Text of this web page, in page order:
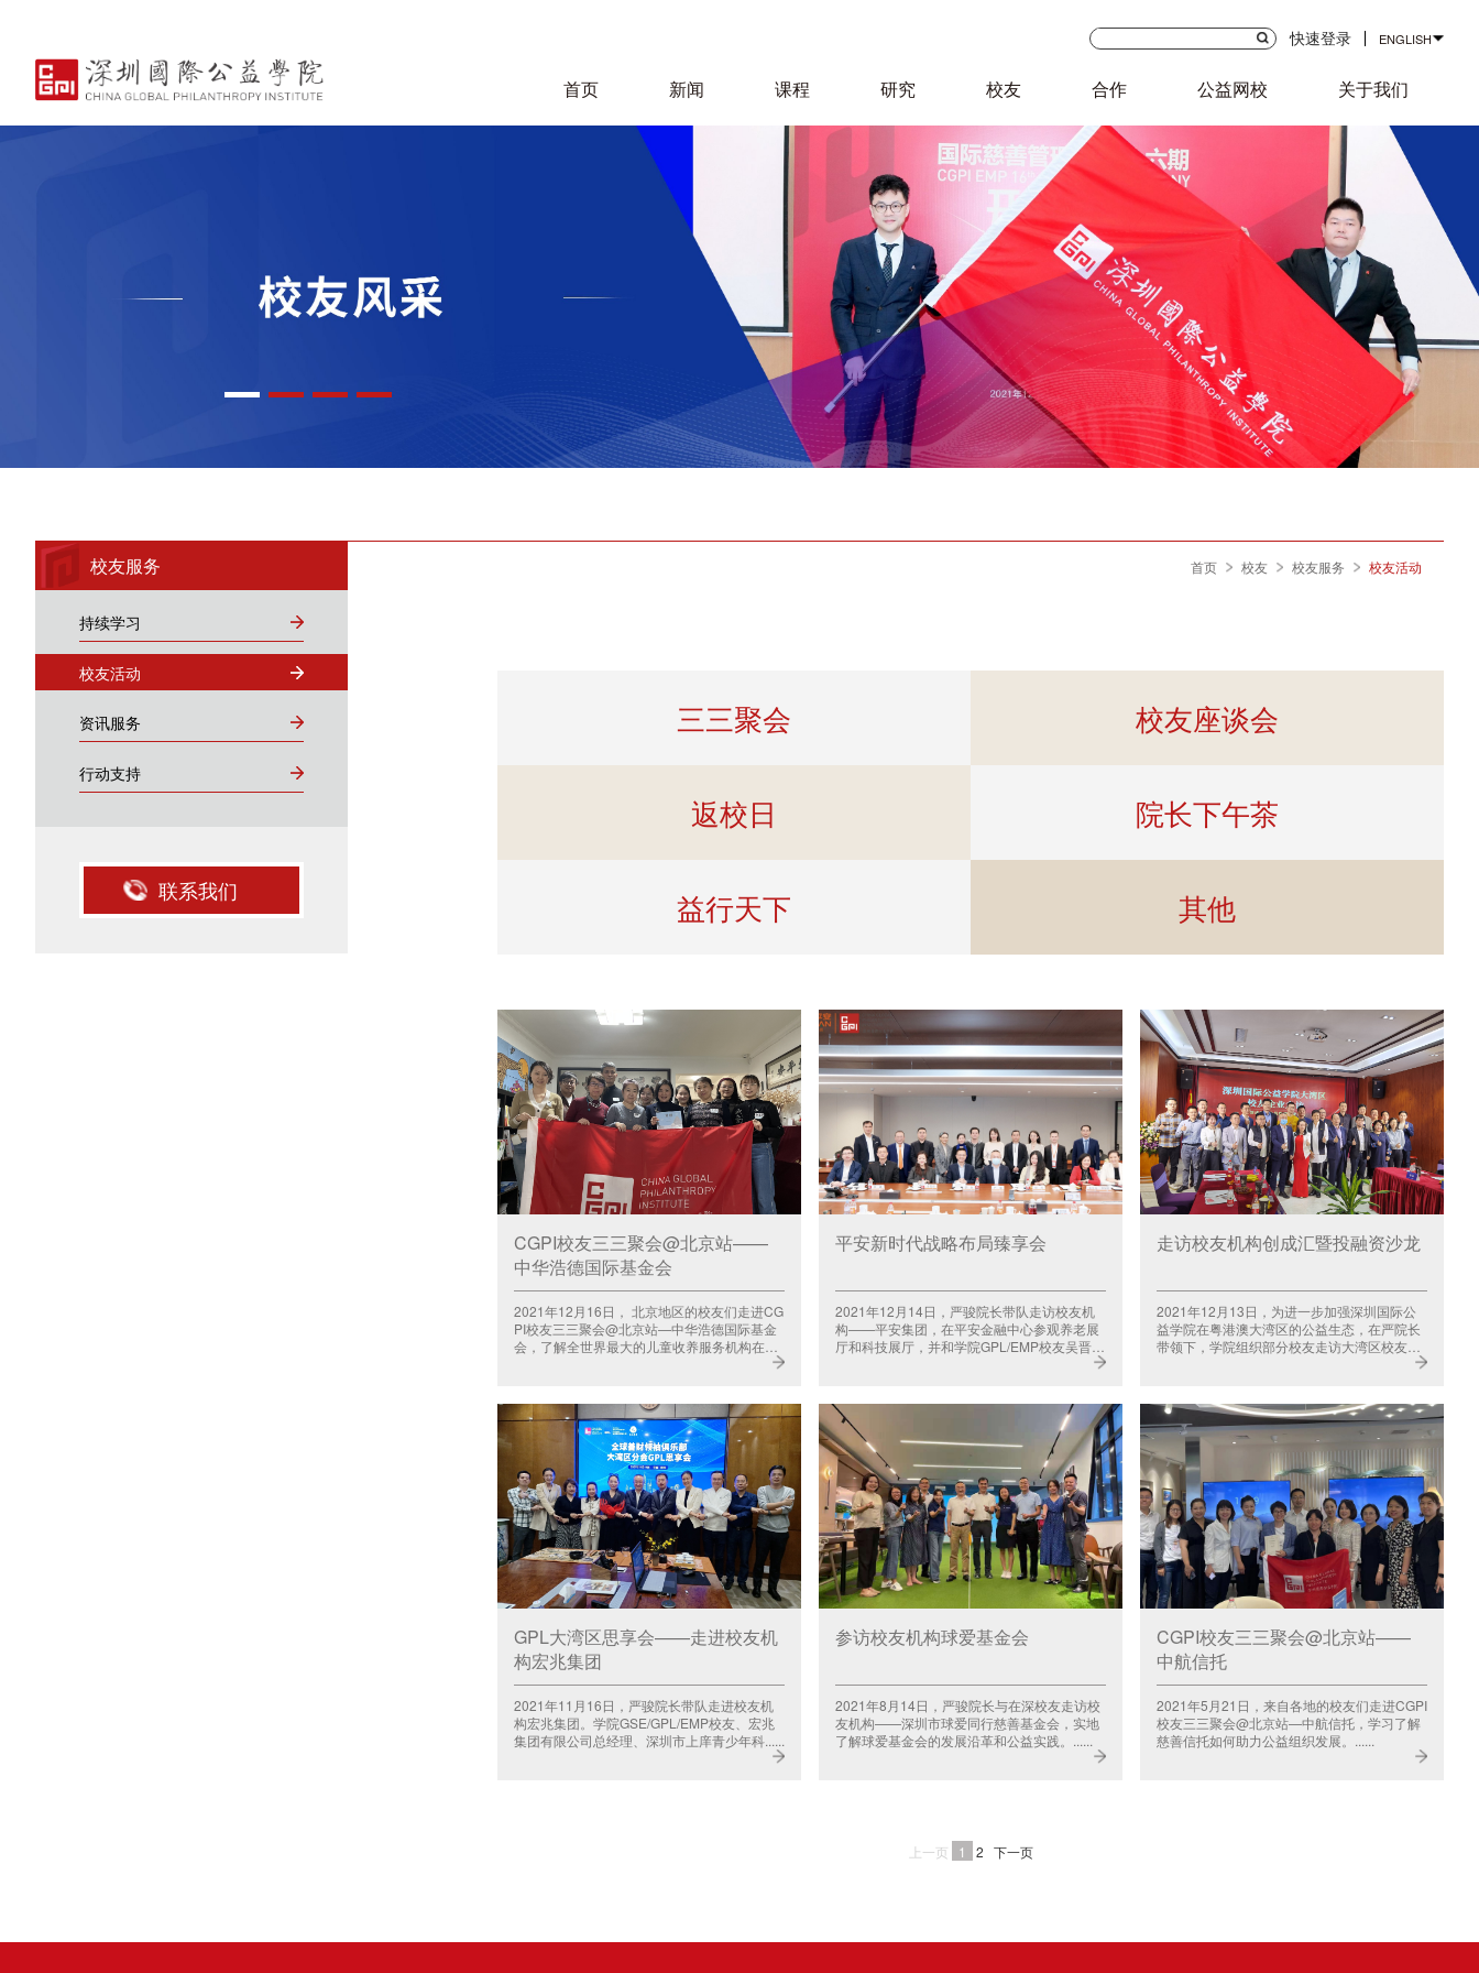
快速登录 ENGLISH
首页 新闻 课程 研究 校友 合作 公益网校 关于我们
校友服务
持续学习
校友活动
资讯服务
行动支持
联系我们
首页 校友 校友服务 校友活动
三三聚会 校友座谈会
返校日 院长下午茶
益行天下 其他
CGPI校友三三聚会@北京站——
中华浩德国际基金会
2021年12月16日， 北京地区的校友们走进CG
PI校友三三聚会@北京站—中华浩德国际基金
会，了解全世界最大的儿童收养服务机构在
平安新时代战略布局臻享会
2021年12月14日，严骏院长带队走访校友机
构——平安集团，在平安金融中心参观养老展
厅和科技展厅，并和学院GPL/EMP校友吴晋
走访校友机构创成汇暨投融资沙龙
2021年12月13日，为进一步加强深圳国际公
益学院在粤港澳大湾区的公益生态，在严院长
带领下，学院组织部分校友走访大湾区校友企
GPL大湾区思享会——走进校友机
构宏兆集团
2021年11月16日，严骏院长带队走进校友机
构宏兆集团。学院GSE/GPL/EMP校友、宏兆
集团有限公司总经理、深圳市上庠青少年科......
参访校友机构球爱基金会
2021年8月14日，严骏院长与在深校友走访校
友机构——深圳市球爱同行慈善基金会，实地
了解球爱基金会的发展沿革和公益实践。......
CGPI校友三三聚会@北京站——
中航信托
2021年5月21日，来自各地的校友们走进CGPI
校友三三聚会@北京站—中航信托，学习了解
慈善信托如何助力公益组织发展。......
上一页 1 2 下一页